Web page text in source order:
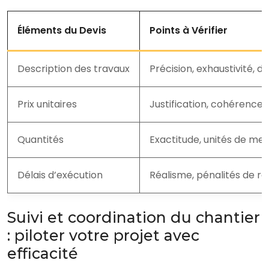
Éléments du Devis Points à Vérifier
Description des travaux Précision, exhaustivité,
Prix unitaires Justification, cohérence
Quantités Exactitude, unités de
Délais d’exécution Réalisme, pénalités de
Suivi et coordination du chantier
: piloter votre projet avec
efficacité